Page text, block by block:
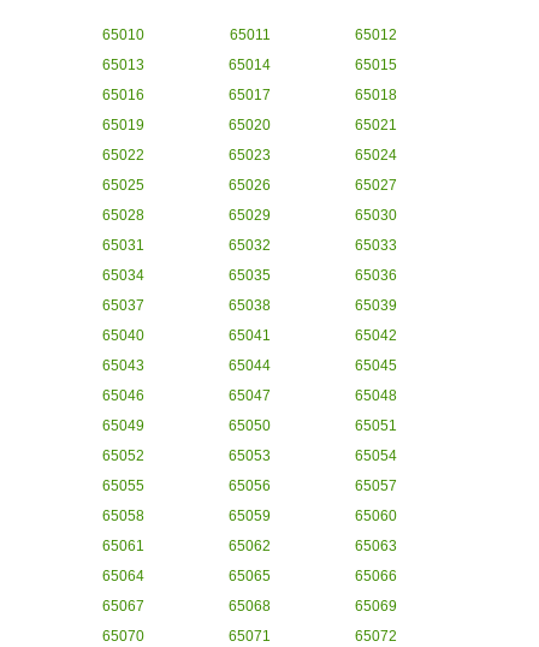
65010 65011
65012
65013
65014
65015
65016
65017
65018
65019
65020
65021
65022
65023
65024
65025
65026
65027
65028
65029
65030
65031
65032
65033
65034
65035
65036
65037
65038
65039
65040
65041
65042
65043
65044
65045
65046
65047
65048
65049
65050
65051
65052
65053
65054
65055
65056
65057
65058
65059
65060
65061
65062
65063
65064
65065
65066
65067
65068
65069
65070
65071
65072